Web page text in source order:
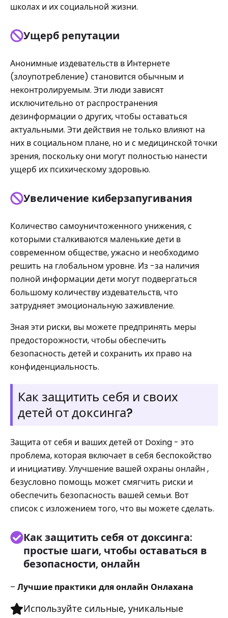
школах и их социальной жизни.
Ущерб репутации
Анонимные издевательств в Интернете
(злоупотребление) становится обычным и
неконтролируемым. Эти люди зависят
исключительно от распространения
дезинформации о других, чтобы оставаться
актуальными. Эти действия не только влияют на
них в социальном плане, но и с медицинской точки
зрения, поскольку они могут полностью нанести
ущерб их психическому здоровью.
Увеличение киберзапугивания
Количество самоуничтоженного унижения, с
которыми сталкиваются маленькие дети в
современном обществе, ужасно и необходимо
решить на глобальном уровне. Из -за наличия
полной информации дети могут подвергаться
большому количеству издевательств, что
затрудняет эмоциональную заживление.
Зная эти риски, вы можете предпринять меры
предосторожности, чтобы обеспечить
безопасность детей и сохранить их право на
конфиденциальность.
Как защитить себя и своих
детей от доксинга?
Защита от себя и ваших детей от Doxing - это
проблема, которая включает в себя беспокойство
и инициативу. Улучшение вашей охраны онлайн ,
безусловно помощь может смягчить риски и
обеспечить безопасность вашей семьи. Вот
список с изложением того, что вы можете сделать.
Как защитить себя от доксинга:
простые шаги, чтобы оставаться в
безопасности, онлайн
– Лучшие практики для онлайн Онлахана
Используйте сильные, уникальные